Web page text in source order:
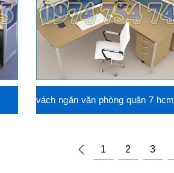
vách ngăn văn phòng quận 7 hcm
1 2 3